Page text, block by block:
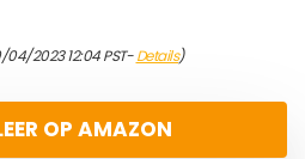
04/2023 12:04 PST-Details)
OP AMAZON